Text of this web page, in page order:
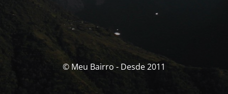
© Meu Bairro - Desde 2011